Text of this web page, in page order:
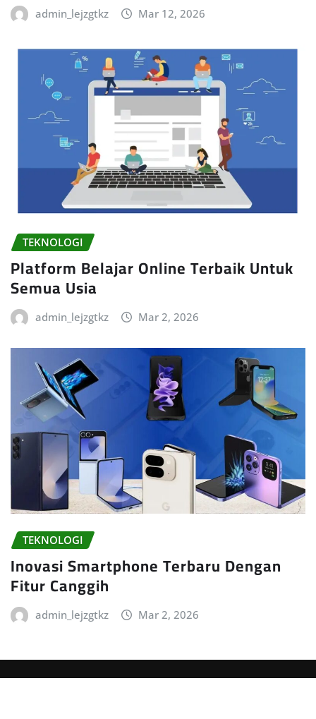
admin_lejzgtkz Mar 12, 2026
TEKNOLOGI
Platform Belajar Online Terbaik Untuk
Semua Usia
admin_lejzgtkz Mar 2, 2026
TEKNOLOGI
Inovasi Smartphone Terbaru Dengan
Fitur Canggih
admin_lejzgtkz Mar 2, 2026